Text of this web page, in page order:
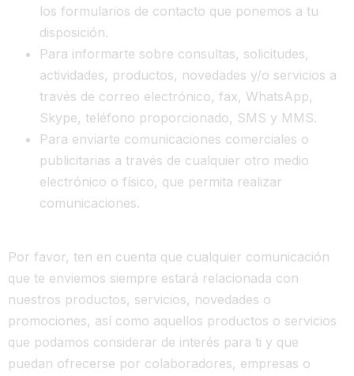
los formularios de contacto que ponemos a tu
disposición.
Para informarte sobre consultas, solicitudes,
actividades, productos, novedades y/o servicios a
través de correo electrónico, fax, WhatsApp,
Skype, teléfono proporcionado, SMS y MMS.
Para enviarte comunicaciones comerciales o
publicitarias a través de cualquier otro medio
electrónico o físico, que permita realizar
comunicaciones.
Por favor, ten en cuenta que cualquier comunicación
que te enviemos siempre estará relacionada con
nuestros productos, servicios, novedades o
promociones, así como aquellos productos o servicios
que podamos considerar de interés para ti y que
puedan ofrecerse por colaboradores, empresas o